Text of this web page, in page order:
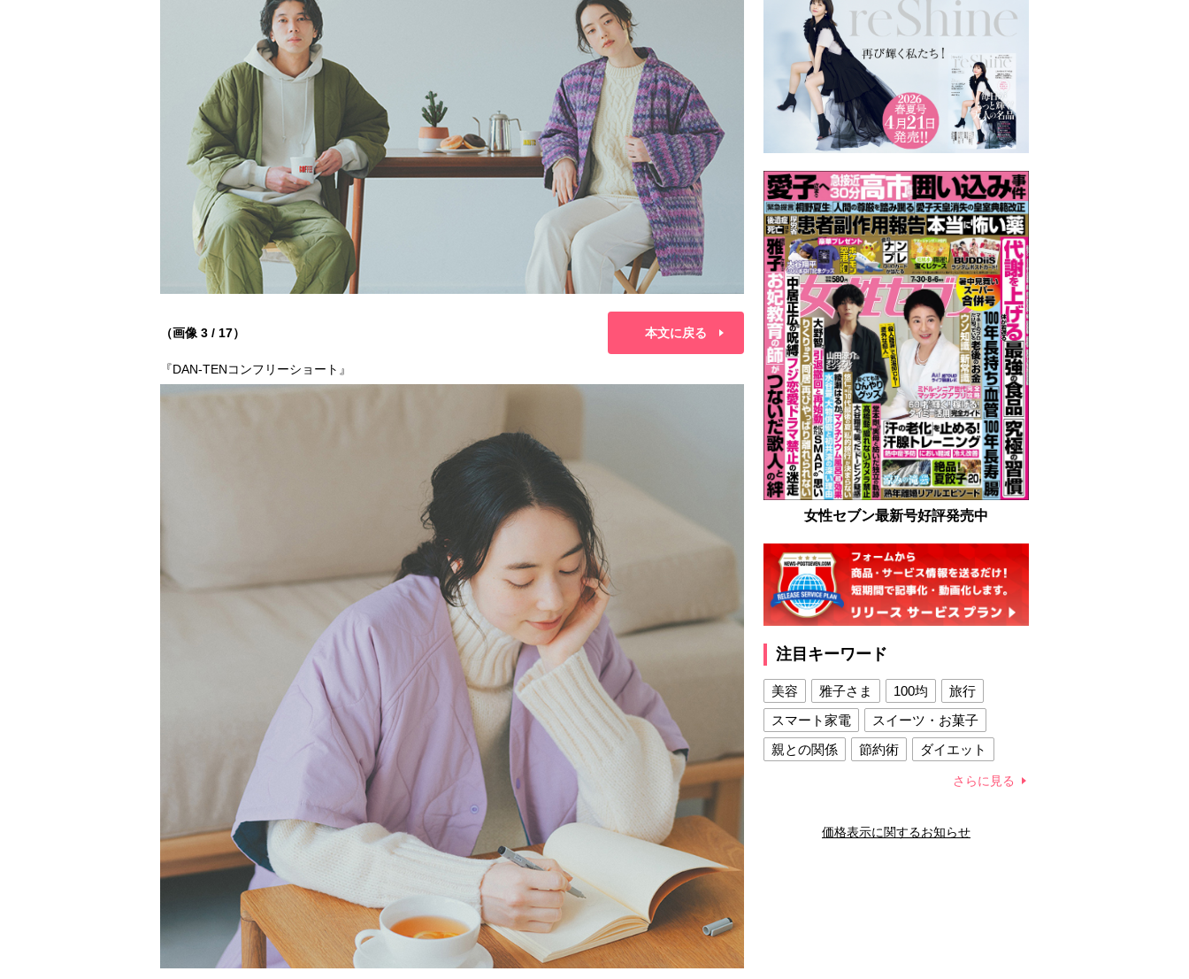
（画像 3 / 17） 本文に戻る
『DAN‐TENコンフリーショート』
女性セブン最新号好評発売中
注目キーワード
美容 雅子さま 100均
旅行
スマート家電
スイーツ・お菓子
親との関係
節約術
ダイエット
夫との関係
新津春子 どか食い
さらに見る
価格表示に関するお知らせ